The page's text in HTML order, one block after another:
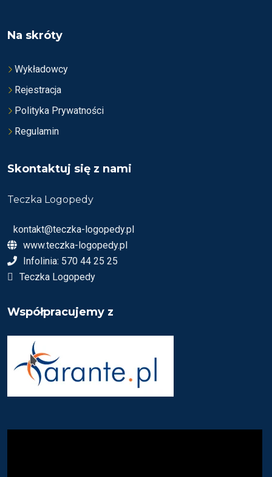
Na skróty
Wykładowcy
Rejestracja
Polityka Prywatności
Regulamin
Skontaktuj się z nami
Teczka Logopedy
kontakt@teczka-logopedy.pl
www.teczka-logopedy.pl
Infolinia: 570 44 25 25
Teczka Logopedy
Współpracujemy z